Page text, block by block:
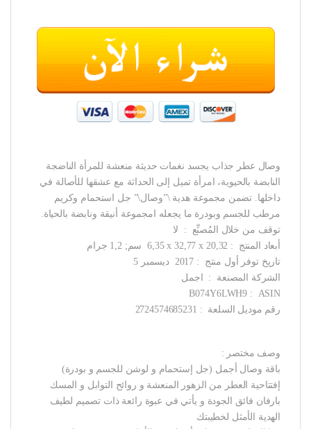
وصال عطر جذاب يجسد نغمات حديثة منعشة للمرأة الناضجة
النابضة بالحيوية، امرأة تميل إلى الحداثة مع عشقها للأصالة في
داخلها. تضمن مجموعة هدية \”وصال\” جل استحمام وكريم
مرطب للجسم وبودرة ما يجعله امجموعة أنيقة ونابضة بالحياة.
توقف من خلال المُصنِّع ‏ : ‎ لا
أبعاد المنتج ‏ : ‎ 6,35 x 32,77 x 20,32 سم; 1,2 جرام
تاريخ توفر أول منتج ‏ : ‎ 2017 ديسمبر 5
الشركة المصنعة ‏ : ‎ اجمل
ASIN ‏ : ‎ B074Y6LWH9
رقم موديل السلعة ‏ : ‎ 2724574685231
وصف مختصر :
باقة وصال أجمل (جل إستحمام و لوشن للجسم و بودرة)
إفتتاحية العطر من الزهور المنعشة و روائح التوابل و المسك
بارفان فائق الجودة و يأتي في عبوة رائعة ذات تصميم لطيف
الهدية الأمثل لخطيبتك